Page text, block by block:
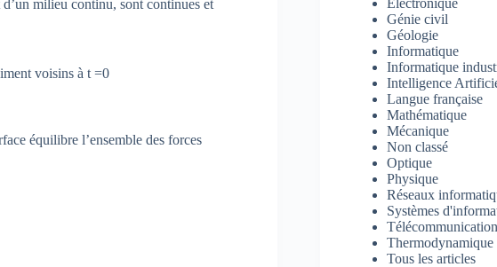
milieu continu, sont continues et
voisins à t =0
équilibre l’ensemble des forces
Génie civil
Géologie
Informatique
Informatique
Intelligence
Langue française
Mathématique
Mécanique
Non classé
Optique
Physique
Réseaux
Systèmes
Télécommunication
Tous les articles